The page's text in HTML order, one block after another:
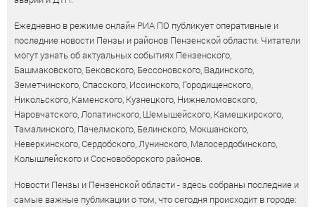
Ежедневно в режиме онлайн РИА ПО публикует оперативные и
последние новости Пензы и районов Пензенской области. Читатели
могут узнать об актуальных событиях Пензенского,
Башмаковского, Бековского, Бессоновского, Вадинского,
Земетчинского, Спасского, Иссинского, Городищенского,
Никольского, Каменского, Кузнецкого, Нижнеломовского,
Наровчатского, Лопатинского, Шемышейского, Камешкирского,
Тамалинского, Пачелмского, Белинского, Мокшанского,
Неверкинского, Сердобского, Лунинского, Малосердобинского,
Колышлейского и Сосновоборского районов.
Новости Пензы и Пензенской области - здесь собраны последние и
самые важные публикации о том, что сегодня происходит в городе: